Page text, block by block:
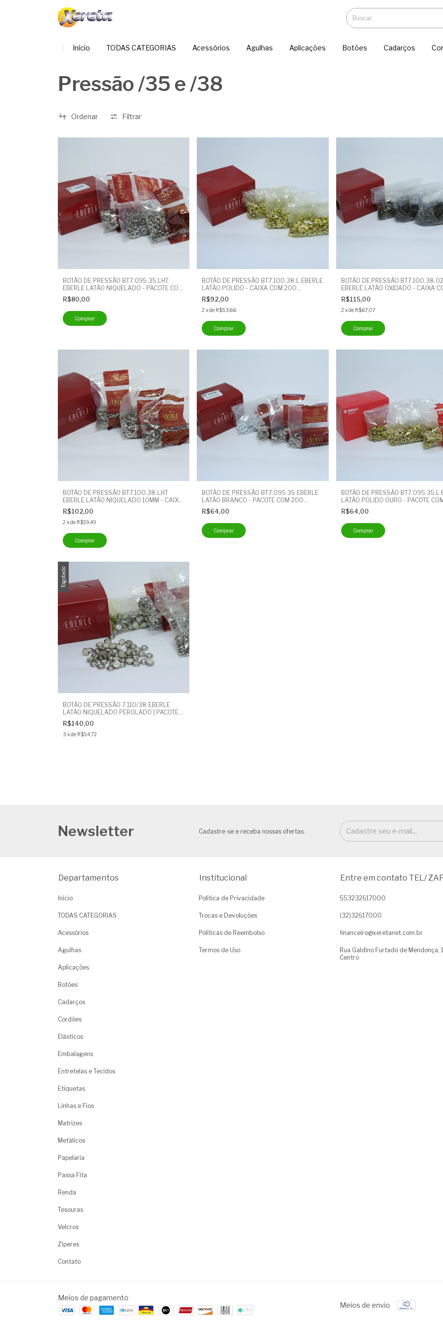
Início TODAS CATEGORIAS Acessórios Agulhas Aplicações Botões Cadarços
Pressão /35 e /38
Ordenar Filtrar
BOTÃO DE PRESSÃO BT7.095.35.LHT
EBERLE LATÃO NIQUELADO - PACOTE COM
200 UNIDADES - BOTÃO CUECA
R$80,00
BOTÃO DE PRESSÃO BT7.100.38.L EBERLE
LATÃO POLIDO - CAIXA COM 200
UNIDADES - BOTÃO CUECA
R$92,00
2 xde R$53,66
BOTÃO DE PRESSÃO
EBERLE LATÃO OXIDADO - CAIXA
200 UNIDADES - BOTÃO CUECA
R$115,00
2 xde R$67,07
BOTÃO DE PRESSÃO BT7.100.38.LHT
EBERLE LATÃO NIQUELADO 10MM - CAIXA
COM 200 UNIDADES - BOTÃO CUECA
R$102,00
2 xde R$59,49
BOTÃO DE PRESSÃO BT7.095.35 EBERLE
LATÃO BRANCO - PACOTE COM 200
UNIDADES - BOTÃO CUECA
R$64,00
BOTÃO DE PRESSÃO BT7.095.35.L
LATÃO POLIDO OURO - PACOTE
UNIDADES - BOTÃO CUECA
R$64,00
Esgotado
BOTÃO DE PRESSÃO 7.110/38 EBERLE
LATÃO NIQUELADO PEROLADO | PACOTE
COM 200 UNIDADES | BOTÃO CUECA
R$140,00
3 xde R$54,72
Newsletter Cadastre-se e receba nossas ofertas.
Departamentos
Início
TODAS CATEGORIAS
Acessórios
Agulhas
Aplicações
Botões
Cadarços
Cordões
Elásticos
Embalagens
Entretelas e Tecidos
Etiquetas
Linhas e Fios
Matrizes
Metálicos
Papelaria
Passa Fita
Renda
Tesouras
Velcros
Zíperes
Contato
Institucional
Política de Privacidade
Trocas e Devoluções
Políticas de Reembolso
Termos de Uso
Entre em contato TEL/
553232617000
(32)32617000
financeiro@xeretanet.com.br
Rua Galdino Furtado de Mendonça,
Centro
Meios de pagamento
Meios de envio